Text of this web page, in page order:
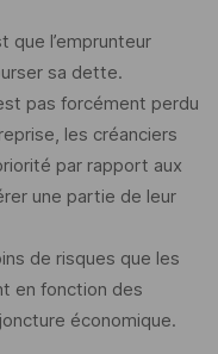
que l’emprunteur
sa dette.
pas forcément perdu
les créanciers
par rapport aux
une partie de leur
de risques que les
en fonction des
économique.